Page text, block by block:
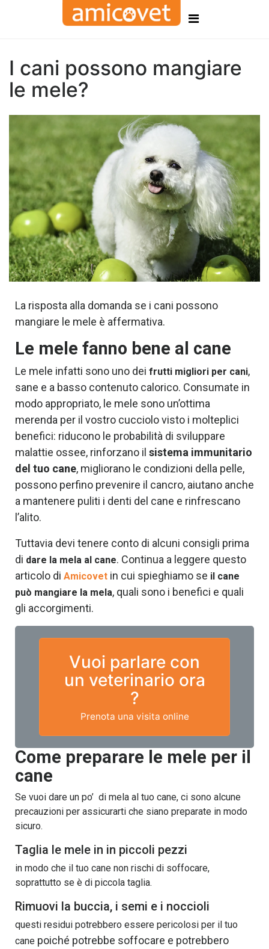
I cani possono mangiare
le mele?
La risposta alla domanda se i cani possono
mangiare le mele è affermativa.
Le mele fanno bene al cane
Le mele infatti sono uno dei frutti migliori per cani,
sane e a basso contenuto calorico. Consumate in
modo appropriato, le mele sono un’ottima
merenda per il vostro cucciolo visto i molteplici
benefici: riducono le probabilità di sviluppare
malattie ossee, rinforzano il sistema immunitario
del tuo cane, migliorano le condizioni della pelle,
possono perfino prevenire il cancro, aiutano anche
a mantenere puliti i denti del cane e rinfrescano
l’alito.
Tuttavia devi tenere conto di alcuni consigli prima
di dare la mela al cane. Continua a leggere questo
articolo di Amicovet in cui spieghiamo se il cane
può mangiare la mela, quali sono i benefici e quali
gli accorgimenti.
Vuoi parlare con
un veterinario ora
?
Prenota una visita online
Come preparare le mele per il
cane
Se vuoi dare un po’ di mela al tuo cane, ci sono alcune
precauzioni per assicurarti che siano preparate in modo
sicuro.
Taglia le mele in in piccoli pezzi
in modo che il tuo cane non rischi di soffocare,
soprattutto se è di piccola taglia.
Rimuovi la buccia, i semi e i noccioli
questi residui potrebbero essere pericolosi per il tuo
cane poiché potrebbe soffocare e potrebbero